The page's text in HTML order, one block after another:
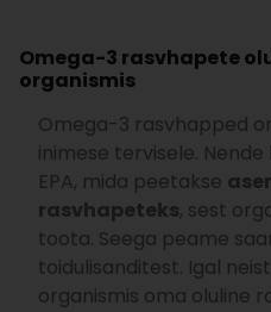
Omega-3 rasvhapete
organismis
Omega-3 rasvhapped
inimese tervisele. Nende
EPA, mida peetakse
rasvhapeteks, sest
toota. Seega peame
toidulisanditest. Igal
organismis oma oluline